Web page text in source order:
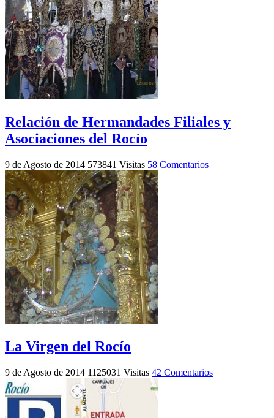
Relación de Hermandades Filiales y
Asociaciones del Rocío
9 de Agosto de 2014 573841 Visitas 58 Comentarios
La Virgen del Rocío
9 de Agosto de 2014 1125031 Visitas 42 Comentarios